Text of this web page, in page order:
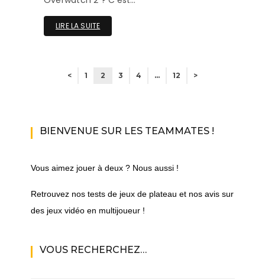
LIRE LA SUITE
< 1 2 3 4 … 12 >
BIENVENUE SUR LES TEAMMATES !
Vous aimez jouer à deux ? Nous aussi !
Retrouvez nos tests de jeux de plateau et nos avis sur
des jeux vidéo en multijoueur !
VOUS RECHERCHEZ…